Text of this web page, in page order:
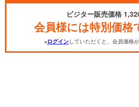
ビジター販売価格
会員様には特別価格
※ログインしていただくと、会員価格